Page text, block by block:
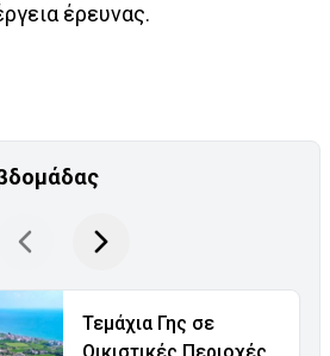
έρευνας.
Τεμάχια Γης σε